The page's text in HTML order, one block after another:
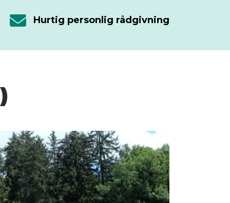
Hurtig personlig rådgivning